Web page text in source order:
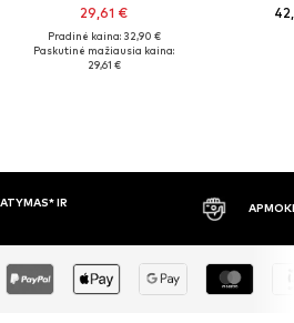
29,61 €
Pradinė kaina: 32,90 €
Paskutinė mažiausia kaina:
29,61 €
30 DIENŲ